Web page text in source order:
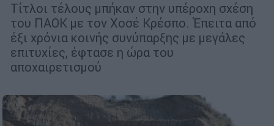
Τίτλοι τέλους μπήκαν στην υπέροχη σχέση
του ΠΑΟΚ με τον Χοσέ Κρέσπο. Έπειτα από
έξι χρόνια κοινής συνύπαρξης με μεγάλες
επιτυχίες, έφτασε η ώρα του
αποχαιρετισμού